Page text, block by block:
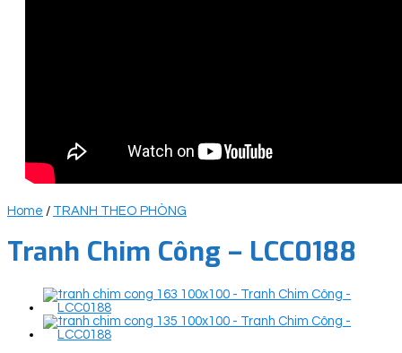
Home / TRANH THEO PHÒNG
Tranh Chim Công – LCC0188